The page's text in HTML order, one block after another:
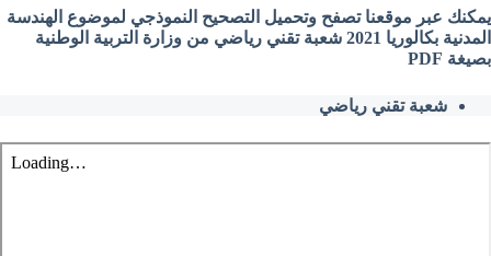
يمكنك عبر موقعنا تصفح وتحميل التصحيح النموذجي لموضوع الهندسة
المدنية بكالوريا 2021 شعبة تقني رياضي من وزارة التربية الوطنية
بصيغة PDF
شعبة تقني رياضي